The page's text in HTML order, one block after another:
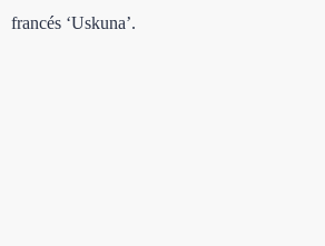
francés ‘Uskuna’.